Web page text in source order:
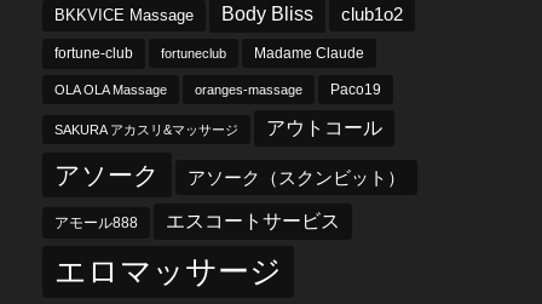
BKKVICE Massage Body Bliss club1o2
fortune-club fortuneclub Madame Claude
OLA OLA Massage oranges-massage Paco19
SAKURA アカスリ&マッサージ アウトコール
アソーク アソーク（スクンビット）
アモール888 エスコートサービス
エロマッサージ